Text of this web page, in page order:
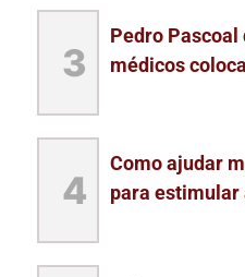
3
Pedro Pascoal
médicos
4
Como ajudar
para estimular